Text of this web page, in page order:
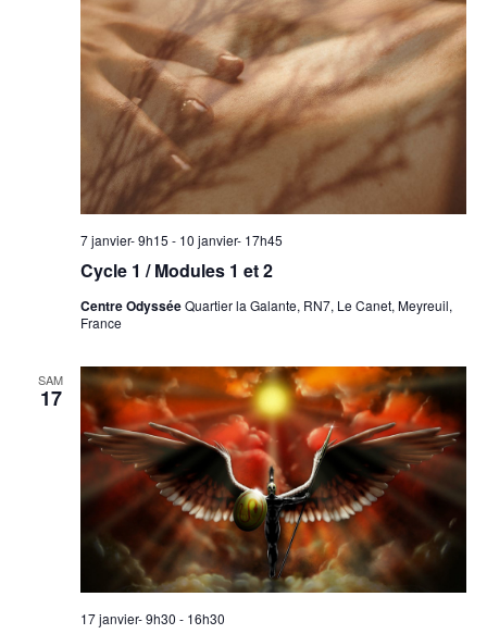
Cycle 1 / Modules 1 et 2
7 janvier- 9h15 - 10 janvier- 17h45
Centre OdysséeQuartier la Galante, RN7, Le Canet, Meyreuil,
France
SAM
17
17 janvier- 9h30 - 16h30